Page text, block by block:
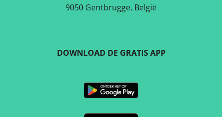
9050 Gentbrugge, België
DOWNLOAD DE GRATIS APP